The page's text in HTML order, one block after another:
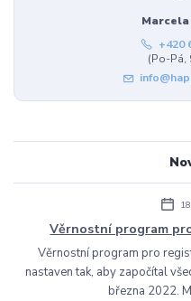
+420
(Po-Pá,
Věrnostní program
Věrnostní program pro
nastaven tak, aby započítal
března 2022.